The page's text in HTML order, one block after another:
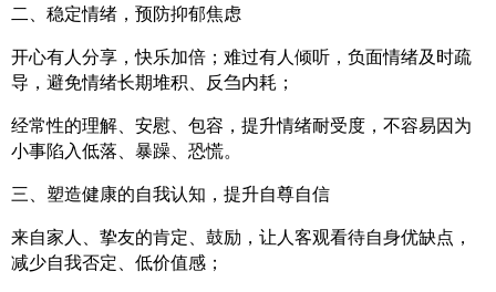
二、稳定情绪，预防抑郁焦虑
开心有人分享，快乐加倍；难过有人倾听，负面情绪及时疏
导，避免情绪长期堆积、反刍内耗；
经常性的理解、安慰、包容，提升情绪耐受度，不容易因为
小事陷入低落、暴躁、恐慌。
三、塑造健康的自我认知，提升自尊自信
来自家人、挚友的肯定、鼓励，让人客观看待自身优缺点，
减少自我否定、低价值感；